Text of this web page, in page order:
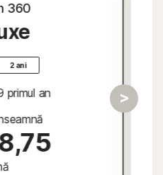
360
2 ani
primul an